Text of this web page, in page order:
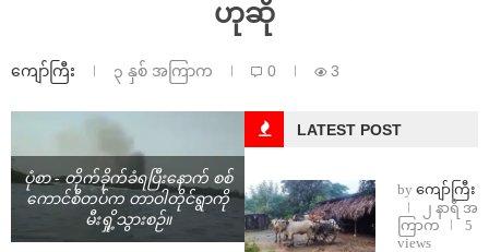
ဟုဆို
ကျော်ကြီး ၃ နှစ် အကြာက 0 3
ပုံစာ - တိုက်ခိုက်ခံရပြီးနောက် စစ်
ကောင်စီတပ်က တာဝါတိုင်ရွာကို
မီးရှို့သွားစဉ်။
LATEST POST
by ကျော်ကြီး
၂ နာရီ အ
ကြာက
5
views